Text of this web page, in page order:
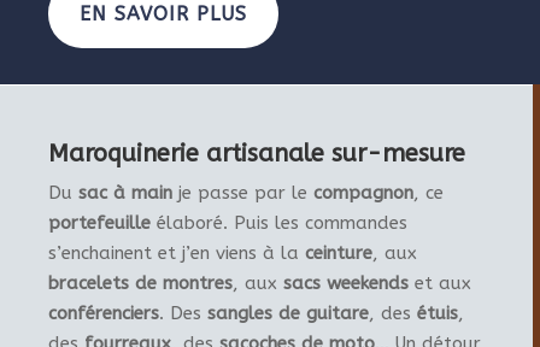
EN SAVOIR PLUS
Maroquinerie artisanale sur-mesure
Du sac à main je passe par le compagnon, ce
portefeuille élaboré. Puis les commandes
s’enchainent et j’en viens à la ceinture, aux
bracelets de montres, aux sacs weekends et aux
conférenciers. Des sangles de guitare, des étuis,